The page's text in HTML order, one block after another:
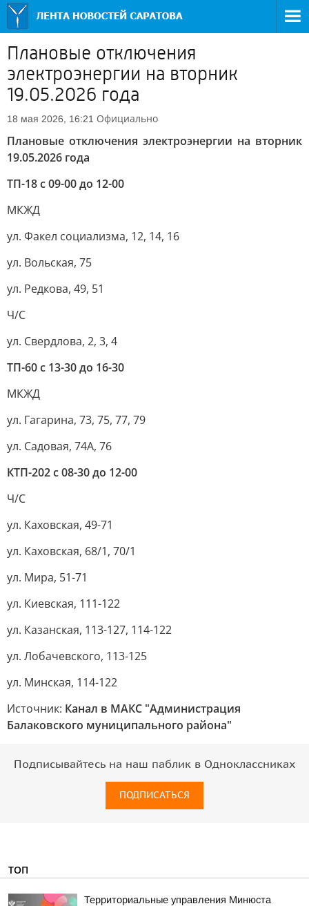
Плановые отключения
электроэнергии на вторник
19.05.2026 года
18 мая 2026, 16:21 Официально
Плановые отключения электроэнергии на вторник
19.05.2026 года
ТП-18 с 09-00 до 12-00
МКЖД
ул. Факел социализма, 12, 14, 16
ул. Вольская, 75
ул. Редкова, 49, 51
Ч/С
ул. Свердлова, 2, 3, 4
ТП-60 с 13-30 до 16-30
МКЖД
ул. Гагарина, 73, 75, 77, 79
ул. Садовая, 74А, 76
КТП-202 с 08-30 до 12-00
Ч/С
ул. Каховская, 49-71
ул. Каховская, 68/1, 70/1
ул. Мира, 51-71
ул. Киевская, 111-122
ул. Казанская, 113-127, 114-122
ул. Лобачевского, 113-125
ул. Минская, 114-122
Источник: Канал в МАКС "Администрация
Балаковского муниципального района"
Подписывайтесь на наш паблик в Одноклассниках
ПОДПИСАТЬСЯ
ТОП
Территориальные управления Минюста